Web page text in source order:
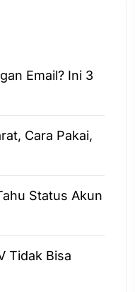
Email? Ini 3
Cara Pakai,
Status Akun
Tidak Bisa